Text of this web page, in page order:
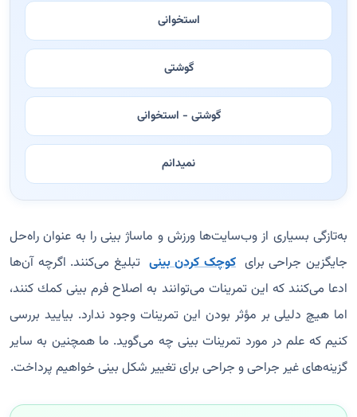
استخوانی
گوشتی
گوشتی - استخوانی
نمیدانم
به‌تازگی بسیاری از وب‌سایت‌ها ورزش و ماساژ بینی را به عنوان راه‌حل
جایگزین جراحی برای کوچک کردن بینی تبلیغ می‌کنند. اگرچه آن‌ها
ادعا می‌کنند كه این تمرینات می‌توانند به اصلاح فرم بینی كمك كنند،
اما هیچ دلیلی بر مؤثر بودن این تمرینات وجود ندارد. بیایید بررسی
کنیم که علم در مورد تمرینات بینی چه می‌گوید. ما همچنین به سایر
گزینه‌های غیر جراحی و جراحی برای تغییر شکل بینی خواهیم پرداخت.